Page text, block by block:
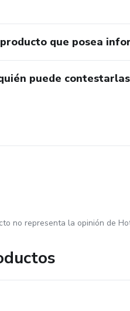
que posea
puede
no representa la opinión de